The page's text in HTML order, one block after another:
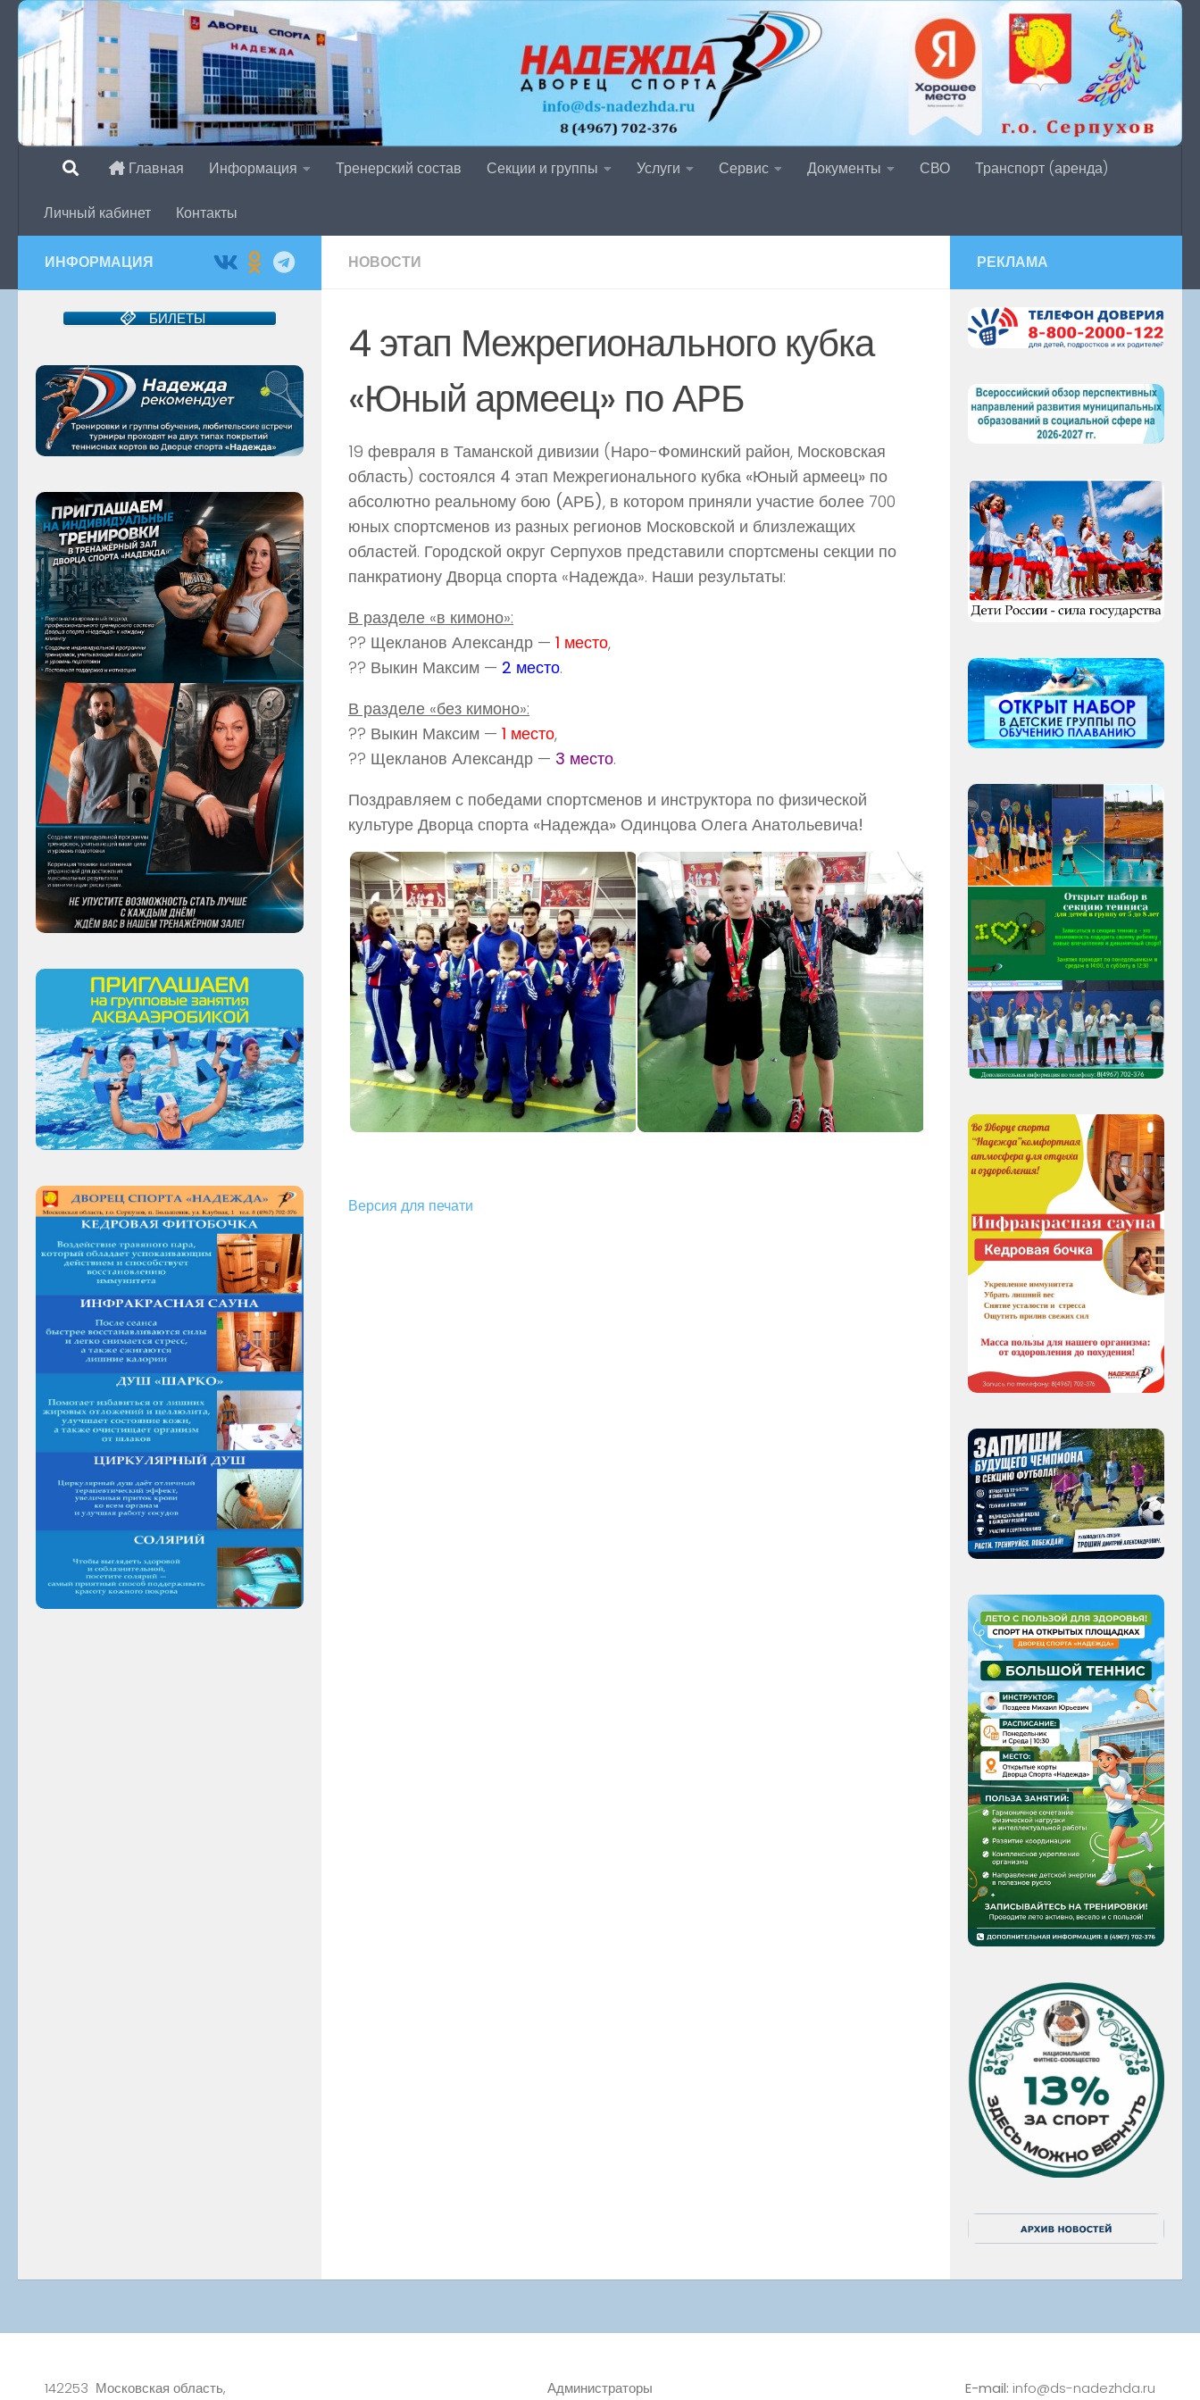
Перейти к содержимому
Главная Информация Тренерский состав Секции и группы Услуги Сервис Документы СВО Транспорт (аренда)
Личный кабинет Контакты
НОВОСТИ
4 этап Межрегионального кубка
«Юный армеец» по АРБ
19 февраля в Таманской дивизии (Наро-Фоминский район, Московская
область) состоялся 4 этап Межрегионального кубка «Юный армеец» по
абсолютно реальному бою (АРБ), в котором приняли участие более 700
юных спортсменов из разных регионов Московской и близлежащих
областей. Городской округ Серпухов представили спортсмены секции по
панкратиону Дворца спорта «Надежда». Наши результаты:
В разделе «в кимоно»:
?? Щекланов Александр — 1 место,
?? Выкин Максим — 2 место.
В разделе «без кимоно»:
?? Выкин Максим — 1 место,
?? Щекланов Александр — 3 место.
Поздравляем с победами спортсменов и инструктора по физической
культуре Дворца спорта «Надежда» Одинцова Олега Анатольевича!
Версия для печати
ИНФОРМАЦИЯ
БИЛЕТЫ
РЕКЛАМА
142253 Московская область, Администраторы E-mail: info@ds-nadezhda.ru